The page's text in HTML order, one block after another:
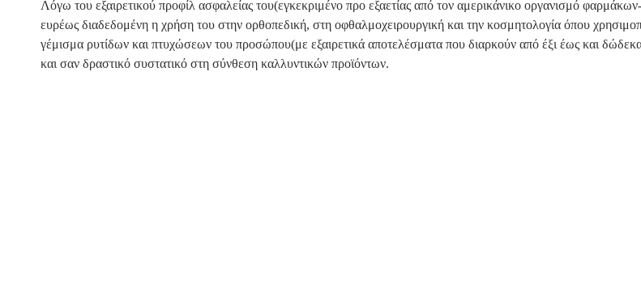
Λόγω του εξαιρετικού προφίλ ασφαλείας του(εγκεκριμένο προ εξαετίας από τον αμερικάνικο οργανισμό
ευρέως διαδεδομένη η χρήση του στην ορθοπεδική, στη οφθαλμοχειρουργική και την κοσμητολογία όπου
γέμισμα ρυτίδων και πτυχώσεων του προσώπου(με εξαιρετικά αποτελέσματα που διαρκούν από έξι έως και
και σαν δραστικό συστατικό στη σύνθεση καλλυντικών προϊόντων.